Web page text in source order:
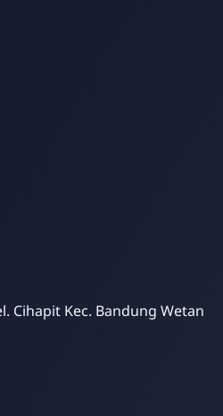
Cihapit Kec. Bandung Wetan